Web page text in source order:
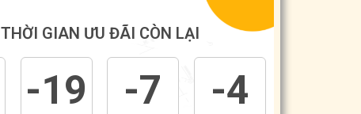
THỜI GIAN ƯU ĐÃI CÒN LẠI
-19 -7 -5